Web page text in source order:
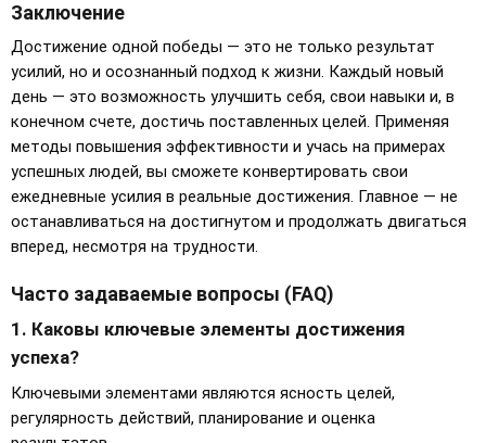
Заключение
Достижение одной победы — это не только результат
усилий, но и осознанный подход к жизни. Каждый новый
день — это возможность улучшить себя, свои навыки и, в
конечном счете, достичь поставленных целей. Применяя
методы повышения эффективности и учась на примерах
успешных людей, вы сможете конвертировать свои
ежедневные усилия в реальные достижения. Главное — не
останавливаться на достигнутом и продолжать двигаться
вперед, несмотря на трудности.
Часто задаваемые вопросы (FAQ)
1. Каковы ключевые элементы достижения
успеха?
Ключевыми элементами являются ясность целей,
регулярность действий, планирование и оценка